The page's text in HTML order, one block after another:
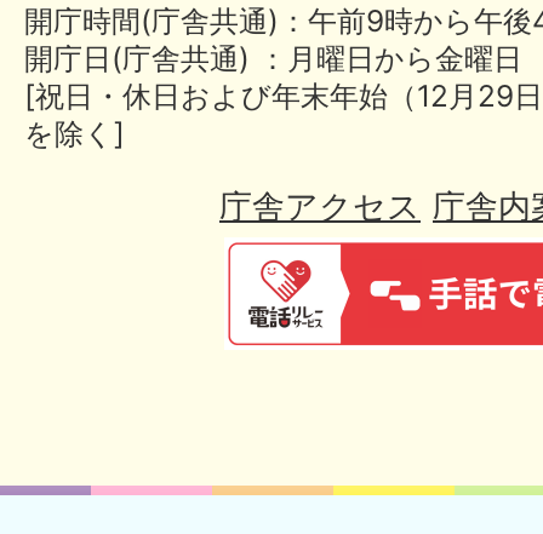
開庁時間(庁舎共通)：午前9時から午
開庁日(庁舎共通) ：月曜日から金曜日
[祝日・休日および年末年始（12月29
を除く]
庁舎アクセス 庁舎内